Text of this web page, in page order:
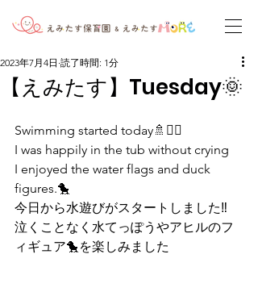
【えみたす】Tuesday🌞
2023年7月4日 読了時間: 1分
Swimming started today🚿🏊‍♀️
I was happily in the tub without crying
I enjoyed the water flags and duck
figures.🐤
今日から水遊びがスタートしました‼︎
泣くことなく水てっぽうやアヒルのフ
ィギュア🐤を楽しみました